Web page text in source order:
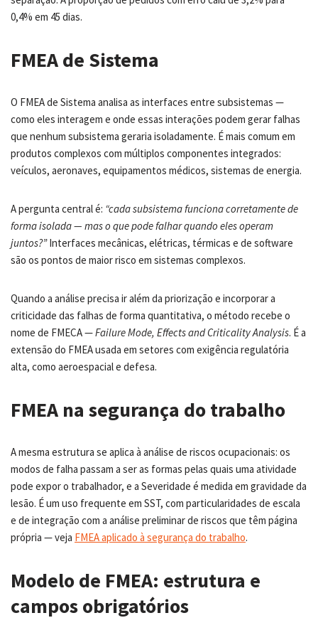
0,4% em 45 dias.
FMEA de Sistema
O FMEA de Sistema analisa as interfaces entre subsistemas —
como eles interagem e onde essas interações podem gerar falhas
que nenhum subsistema geraria isoladamente. É mais comum em
produtos complexos com múltiplos componentes integrados:
veículos, aeronaves, equipamentos médicos, sistemas de energia.
A pergunta central é: “cada subsistema funciona corretamente de
forma isolada — mas o que pode falhar quando eles operam
juntos?”Interfaces mecânicas, elétricas, térmicas e de software
são os pontos de maior risco em sistemas complexos.
Quando a análise precisa ir além da priorização e incorporar a
criticidade das falhas de forma quantitativa, o método recebe o
nome de FMECA —Failure Mode, Effects and Criticality Analysis. É a
extensão do FMEA usada em setores com exigência regulatória
alta, como aeroespacial e defesa.
FMEA na segurança do trabalho
A mesma estrutura se aplica à análise de riscos ocupacionais: os
modos de falha passam a ser as formas pelas quais uma atividade
pode expor o trabalhador, e a Severidade é medida em gravidade da
lesão. É um uso frequente em SST, com particularidades de escala
e de integração com a análise preliminar de riscos que têm página
própria — veja FMEA aplicado à segurança do trabalho.
Modelo de FMEA: estrutura e
campos obrigatórios